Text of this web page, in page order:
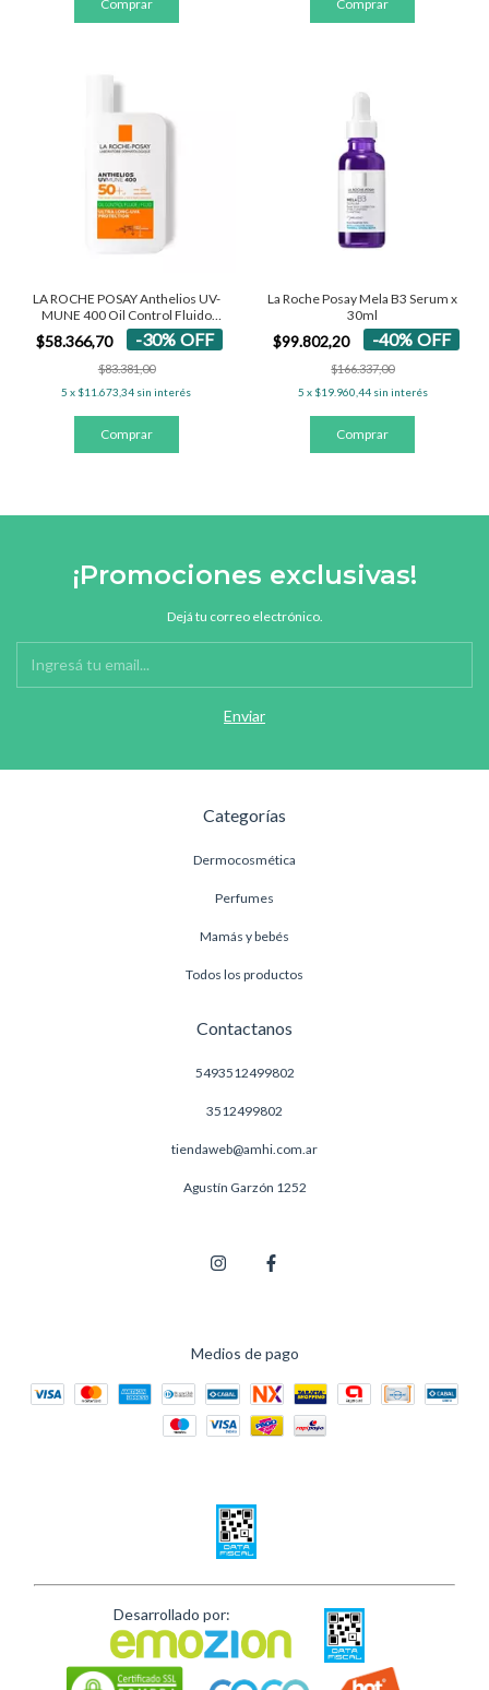
LA ROCHE POSAY Anthelios UV-
MUNE 400 Oil Control Fluido
SPF50+
$58.366,70 -30%OFF
$83.381,00
5 x $11.673,34 sin interés
La Roche Posay Mela B3 Serum x
30ml
$99.802,20 -40% OFF
$166.337,00
5 x $19.960,44 sin interés
¡Promociones exclusivas!
Dejá tu correo electrónico.
Categorías
Dermocosmética
Perfumes
Mamás y bebés
Todos los productos
Contactanos
5493512499802
3512499802
tiendaweb@amhi.com.ar
Agustín Garzón 1252
Medios de pago
Desarrollado por: